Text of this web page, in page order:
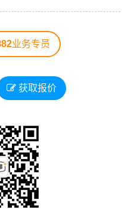
可查看详细说明
物
司
四平物
流公司
物
司
白城物
流公司
业务专员
获取报价